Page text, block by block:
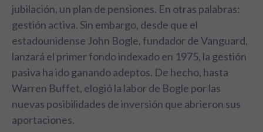
jubilación, un plan de pensiones. En otras palabras:
gestión activa. Sin embargo, desde que el
estadounidense John Bogle, fundador de Vanguard,
lanzará el primer fondo indexado en 1975, la gestión
pasiva ha ido ganando adeptos. De hecho, hasta
Warren Buffet, elogió la labor de Bogle por las
nuevas posibilidades de inversión que abrieron sus
aportaciones.